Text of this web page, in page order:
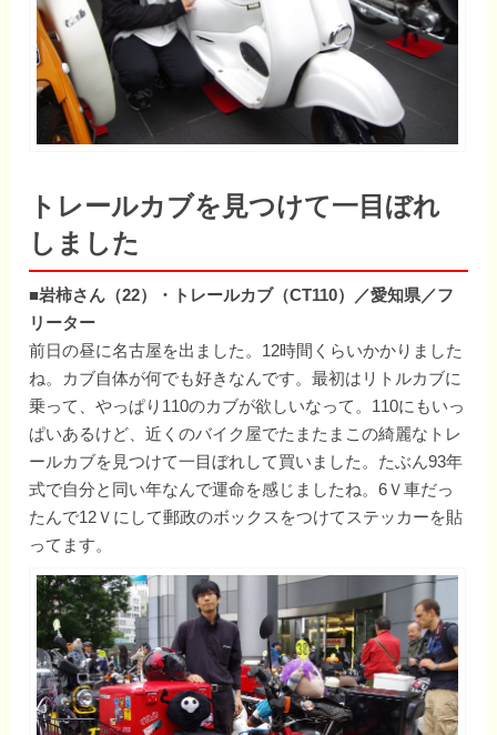
トレールカブを見つけて一目ぼれ
しました
■岩柿さん（22）・トレールカブ（CT110）／愛知県／フ
リーター
前日の昼に名古屋を出ました。12時間くらいかかりました
ね。カブ自体が何でも好きなんです。最初はリトルカブに
乗って、やっぱり110のカブが欲しいなって。110にもいっ
ぱいあるけど、近くのバイク屋でたまたまこの綺麗なトレ
ールカブを見つけて一目ぼれして買いました。たぶん93年
式で自分と同い年なんで運命を感じましたね。6Ｖ車だっ
たんで12Ｖにして郵政のボックスをつけてステッカーを貼
ってます。